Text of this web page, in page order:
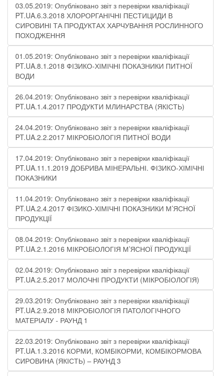
03.05.2019: Опубліковано звіт з перевірки кваліфікації
PT.UA.6.3.2018 ХЛОРОРГАНІЧНІ ПЕСТИЦИДИ В
СИРОВИНІ ТА ПРОДУКТАХ ХАРЧУВАННЯ РОСЛИННОГО
ПОХОДЖЕННЯ
01.05.2019: Опубліковано звіт з перевірки кваліфікації
PT.UA.8.1.2018 ФІЗИКО-ХІМІЧНІ ПОКАЗНИКИ ПИТНОЇ
ВОДИ
26.04.2019: Опубліковано звіт з перевірки кваліфікації
PT.UA.1.4.2017 ПРОДУКТИ МЛИНАРСТВА (ЯКІСТЬ)
24.04.2019: Опубліковано звіт з перевірки кваліфікації
PT.UA.2.2.2017 МІКРОБІОЛОГІЯ ПИТНОЇ ВОДИ
17.04.2019: Опубліковано звіт з перевірки кваліфікації
PT.UA.11.1.2019 ДОБРИВА МІНЕРАЛЬНІ. ФІЗИКО-ХІМІЧНІ
ПОКАЗНИКИ
11.04.2019: Опубліковано звіт з перевірки кваліфікації
PT.UA.2.4.2017 ФІЗИКО-ХІМІЧНІ ПОКАЗНИКИ М’ЯСНОЇ
ПРОДУКЦІЇ
08.04.2019: Опубліковано звіт з перевірки кваліфікації
PT.UA.2.1.2016 МІКРОБІОЛОГІЯ М’ЯСНОЇ ПРОДУКЦІЇ
02.04.2019: Опубліковано звіт з перевірки кваліфікації
PT.UA.2.5.2017 МОЛОЧНІ ПРОДУКТИ (МІКРОБІОЛОГІЯ)
29.03.2019: Опубліковано звіт з перевірки кваліфікації
PT.UA.2.9.2018 МІКРОБІОЛОГІЯ ПАТОЛОГІЧНОГО
МАТЕРІАЛУ - РАУНД 1
22.03.2019: Опубліковано звіт з перевірки кваліфікації
PT.UA.1.3.2016 КОРМИ, КОМБІКОРМИ, КОМБІКОРМОВА
СИРОВИНА (ЯКІСТЬ) – РАУНД 3